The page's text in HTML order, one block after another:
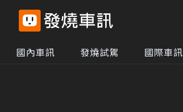
國內車訊 發燒試駕 國際車訊